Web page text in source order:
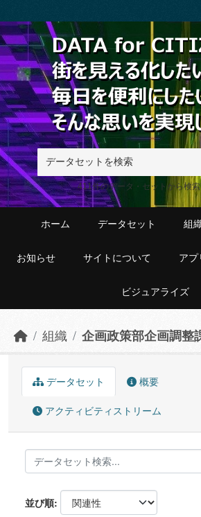
411件のデータ・セットから検
ホーム データセット 組
お知らせ サイトについて アプ
ビジュアライズ
組織 企画政策部企画調整
データセット 概要
アクティビティストリーム
並び順